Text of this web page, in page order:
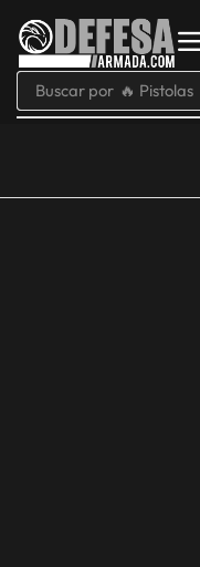
Buscar por 🔥 Pistolas